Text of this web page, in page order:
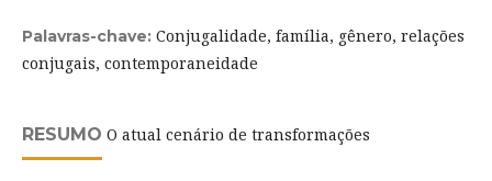
Palavras-chave: Conjugalidade, família, gênero, relações
conjugais, contemporaneidade
RESUMO O atual cenário de transformações